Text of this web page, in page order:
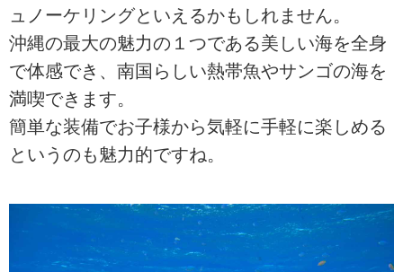
ュノーケリングといえるかもしれません。
沖縄の最大の魅力の１つである美しい海を全身
で体感でき、南国らしい熱帯魚やサンゴの海を
満喫できます。
簡単な装備でお子様から気軽に手軽に楽しめる
というのも魅力的ですね。